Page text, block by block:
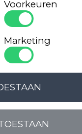
Voorkeuren
Marketing